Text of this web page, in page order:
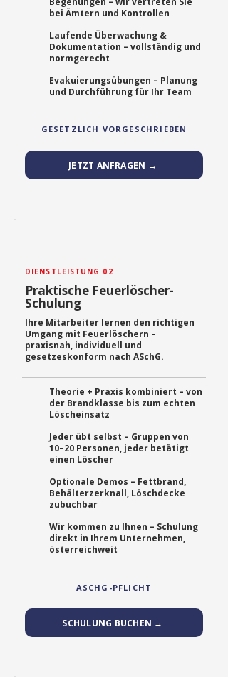
bei Ämtern und Kontrollen
Laufende Überwachung &
Dokumentation – vollständig und
normgerecht
Evakuierungsübungen – Planung
und Durchführung für Ihr Team
GESETZLICH VORGESCHRIEBEN
JETZT ANFRAGEN →
DIENSTLEISTUNG 02
Praktische Feuerlöscher-
Schulung
Ihre Mitarbeiter lernen den richtigen
Umgang mit Feuerlöschern –
praxisnah, individuell und
gesetzeskonform nach ASchG.
Theorie + Praxis kombiniert – von
der Brandklasse bis zum echten
Löscheinsatz
Jeder übt selbst – Gruppen von
10–20 Personen, jeder betätigt
einen Löscher
Optionale Demos – Fettbrand,
Behälterzerknall, Löschdecke
zubuchbar
Wir kommen zu Ihnen – Schulung
direkt in Ihrem Unternehmen,
österreichweit
ASCHG-PFLICHT
SCHULUNG BUCHEN →